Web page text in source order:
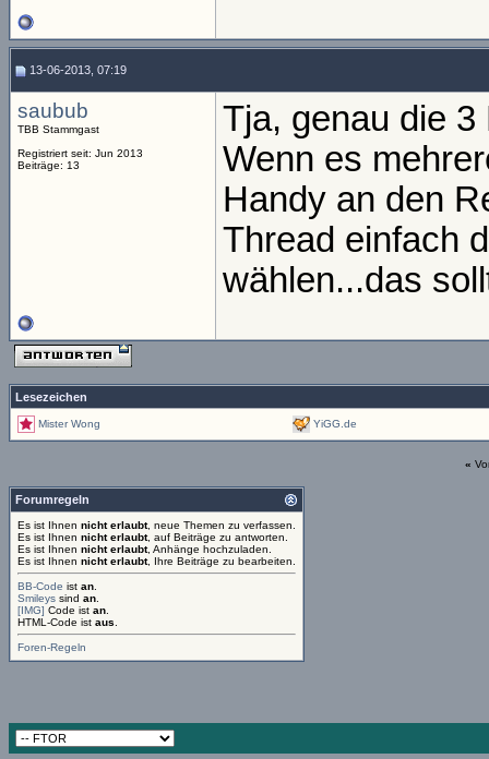
13-06-2013, 07:19
saubub
TBB Stammgast
Registriert seit: Jun 2013
Beiträge: 13
Tja, genau die
Wenn es
Handy an den
Thread einfach
wählen...das
Lesezeichen
Mister Wong YiGG.de
«
Forumregeln
Es ist Ihnen nicht erlaubt, neue Themen zu verfassen.
Es ist Ihnen nicht erlaubt, auf Beiträge zu antworten.
Es ist Ihnen nicht erlaubt, Anhänge hochzuladen.
Es ist Ihnen nicht erlaubt, Ihre Beiträge zu bearbeiten.
BB-Code ist an
Smileys sind an
[IMG] Code ist an
HTML-Code ist aus
Foren-Regeln